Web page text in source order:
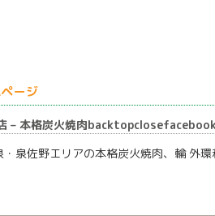
ージ
店 – 本格炭火焼肉
・泉佐野エリアの本格炭火焼肉、輪 外